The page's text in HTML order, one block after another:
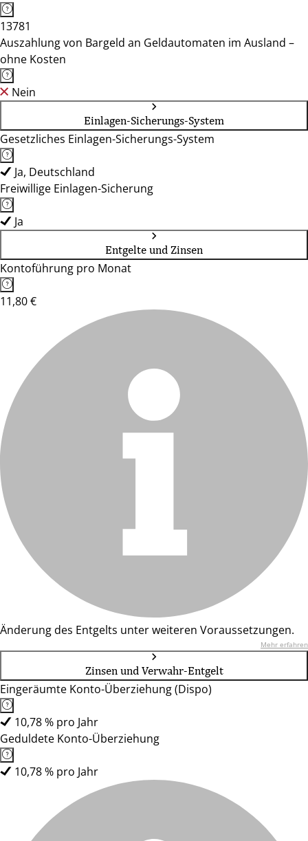
13781
Auszahlung von Bargeld an Geldautomaten im Ausland –
ohne Kosten
Nein
Einlagen-Sicherungs-System
Gesetzliches Einlagen-Sicherungs-System
Ja, Deutschland
Freiwillige Einlagen-Sicherung
Ja
Entgelte und Zinsen
Kontoführung pro Monat
11,80 €
Änderung des Entgelts unter weiteren Voraussetzungen.
Mehr erfahren
Zinsen und Verwahr-Entgelt
Eingeräumte Konto-Überziehung (Dispo)
10,78 % pro Jahr
Geduldete Konto-Überziehung
10,78 % pro Jahr